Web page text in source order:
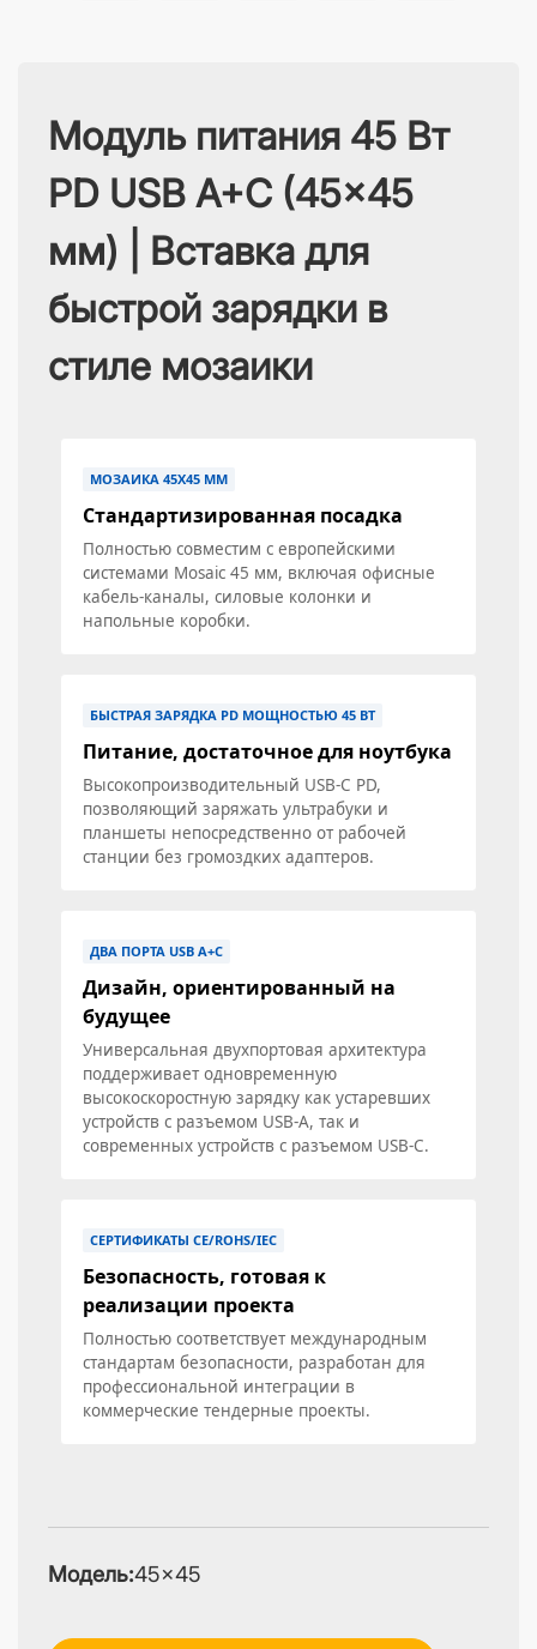
Модуль питания 45 Вт
PD USB A+C (45x45
мм) | Вставка для
быстрой зарядки в
стиле мозаики
МОЗАИКА 45Х45 ММ
Стандартизированная посадка
Полностью совместим с европейскими
системами Mosaic 45 мм, включая офисные
кабель-каналы, силовые колонки и
напольные коробки.
БЫСТРАЯ ЗАРЯДКА PD МОЩНОСТЬЮ 45 ВТ
Питание, достаточное для ноутбука
Высокопроизводительный USB-C PD,
позволяющий заряжать ультрабуки и
планшеты непосредственно от рабочей
станции без громоздких адаптеров.
ДВА ПОРТА USB A+C
Дизайн, ориентированный на
будущее
Универсальная двухпортовая архитектура
поддерживает одновременную
высокоскоростную зарядку как устаревших
устройств с разъемом USB-A, так и
современных устройств с разъемом USB-C.
СЕРТИФИКАТЫ CE/ROHS/IEC
Безопасность, готовая к
реализации проекта
Полностью соответствует международным
стандартам безопасности, разработан для
профессиональной интеграции в
коммерческие тендерные проекты.
Модель:45×45